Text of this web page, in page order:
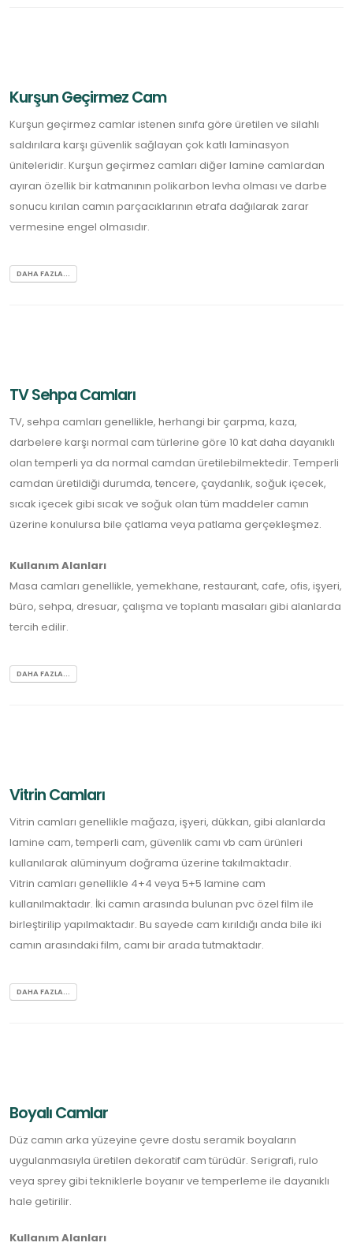
Kurşun Geçirmez Cam
Kurşun geçirmez camlar istenen sınıfa göre üretilen ve silahlı
saldırılara karşı güvenlik sağlayan çok katlı laminasyon
üniteleridir. Kurşun geçirmez camları diğer lamine camlardan
ayıran özellik bir katmanının polikarbon levha olması ve darbe
sonucu kırılan camın parçacıklarının etrafa dağılarak zarar
vermesine engel olmasıdır.
DAHA FAZLA...
TV Sehpa Camları
TV, sehpa camları genellikle, herhangi bir çarpma, kaza,
darbelere karşı normal cam türlerine göre 10 kat daha dayanıklı
olan temperli ya da normal camdan üretilebilmektedir. Temperli
camdan üretildiği durumda, tencere, çaydanlık, soğuk içecek,
sıcak içecek gibi sıcak ve soğuk olan tüm maddeler camın
üzerine konulursa bile çatlama veya patlama gerçekleşmez.
Kullanım Alanları
Masa camları genellikle, yemekhane, restaurant, cafe, ofis, işyeri,
büro, sehpa, dresuar, çalışma ve toplantı masaları gibi alanlarda
tercih edilir.
DAHA FAZLA...
Vitrin Camları
Vitrin camları genellikle mağaza, işyeri, dükkan, gibi alanlarda
lamine cam, temperli cam, güvenlik camı vb cam ürünleri
kullanılarak alüminyum doğrama üzerine takılmaktadır.
Vitrin camları genellikle 4+4 veya 5+5 lamine cam
kullanılmaktadır. İki camın arasında bulunan pvc özel film ile
birleştirilip yapılmaktadır. Bu sayede cam kırıldığı anda bile iki
camın arasındaki film, camı bir arada tutmaktadır.
DAHA FAZLA...
Boyalı Camlar
Düz camın arka yüzeyine çevre dostu seramik boyaların
uygulanmasıyla üretilen dekoratif cam türüdür. Serigrafi, rulo
veya sprey gibi tekniklerle boyanır ve temperleme ile dayanıklı
hale getirilir.
Kullanım Alanları